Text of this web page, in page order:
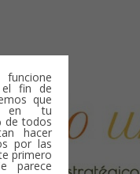
el fin de
que
en tu
de todos
hacer
por las
primero
parece